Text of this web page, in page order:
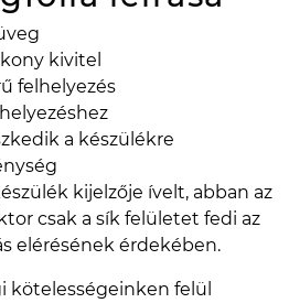
kivitel
felhelyezés
a készülékre
kijelzője ívelt, abban az
csak a sík felületet fedi az
elérésének érdekében.
kötelességeinken felül